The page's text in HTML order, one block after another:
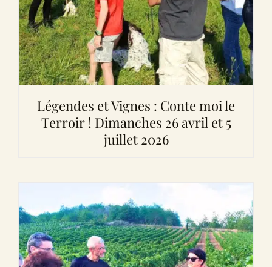
Légendes et Vignes : Conte moi le
Terroir ! Dimanches 26 avril et 5
juillet 2026